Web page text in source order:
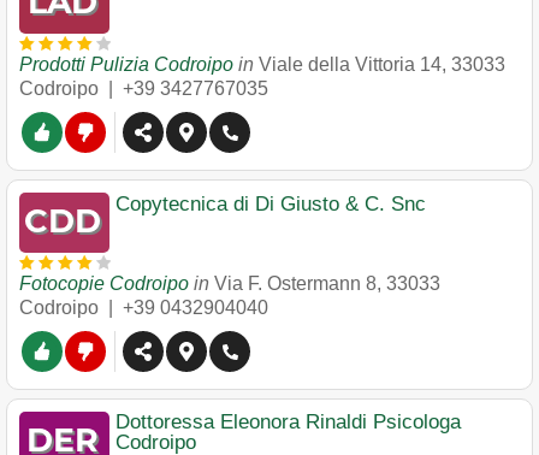
Prodotti Pulizia Codroipo in Viale della Vittoria 14, 33033
Codroipo
+39 3427767035
Copytecnica di Di Giusto & C. Snc
Fotocopie Codroipo in Via F. Ostermann 8, 33033
Codroipo
+39 0432904040
Dottoressa Eleonora Rinaldi Psicologa
Codroipo